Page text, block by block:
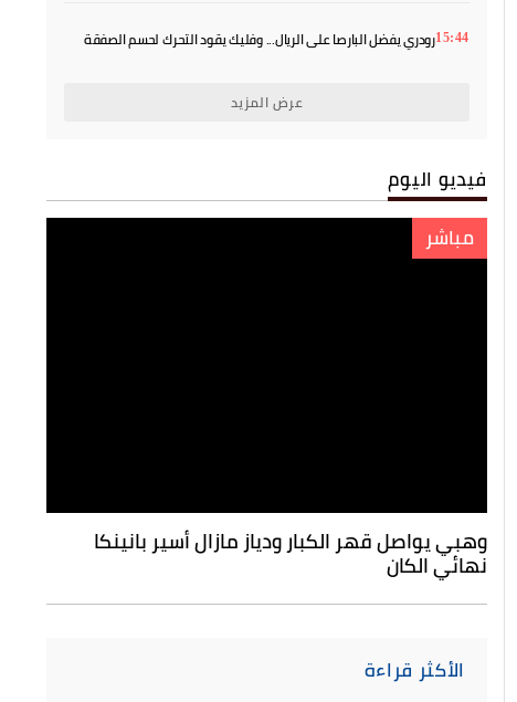
15:44رودري يفضل البارصا على الريال... وفليك يقود التحرك لحسم الصفقة
عرض المزيد
فيديو اليوم
مباشر
وهبي يواصل قهر الكبار ودياز مازال أسير بانينكا
نهائي الكان
الأكثر قراءة